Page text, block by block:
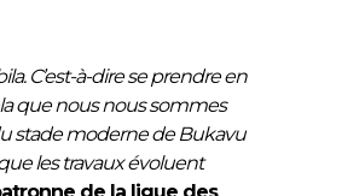
C’est-à-dire se prendre en
que nous nous sommes
stade moderne de Bukavu
les travaux évoluent